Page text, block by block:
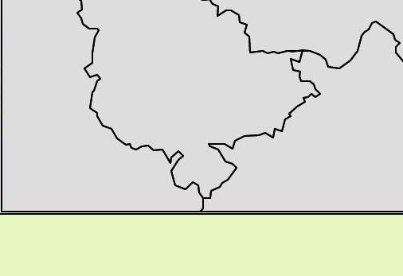
ce que la cartographie ?
donnés naturalistes
et maille